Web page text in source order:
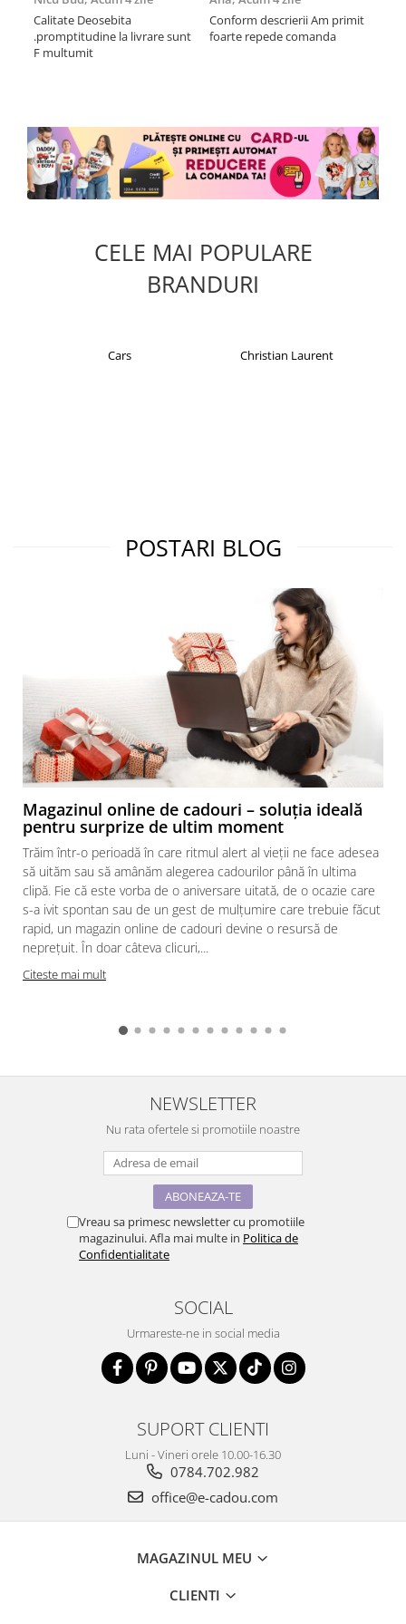
Calitate Deosebita
.promptitudine la livrare sunt
F multumit
Conform descrierii Am primit
foarte repede comanda
CELE MAI POPULARE
BRANDURI
Cars Christian Laurent
POSTARI BLOG
Magazinul online de cadouri – soluția ideală
pentru surprize de ultim moment
Trăim într-o perioadă în care ritmul alert al vieții ne face adesea
să uităm sau să amânăm alegerea cadourilor până în ultima
clipă. Fie că este vorba de o aniversare uitată, de o ocazie care
s-a ivit spontan sau de un gest de mulțumire care trebuie făcut
rapid, un magazin online de cadouri devine o resursă de
neprețuit. În doar câteva clicuri,...
Citeste mai mult
NEWSLETTER
Nu rata ofertele si promotiile noastre
Vreau sa primesc newsletter cu promotiile
magazinului. Afla mai multe in Politica de
Confidentialitate
SOCIAL
Urmareste-ne in social media
SUPORT CLIENTI
Luni - Vineri orele 10.00-16.30
0784.702.982
office@e-cadou.com
MAGAZINUL MEU
CLIENTI